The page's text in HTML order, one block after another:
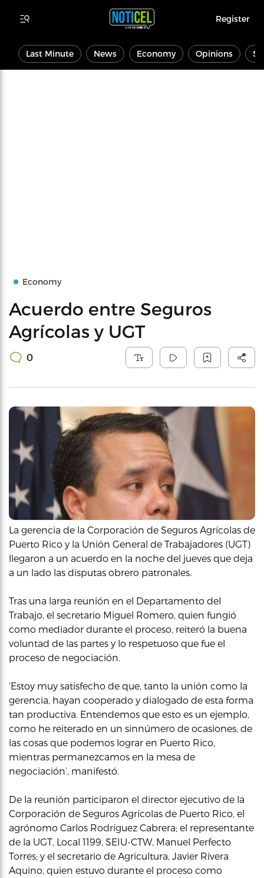
Register
Last Minute News Economy Opinions
Economy
Acuerdo entre Seguros
Agrícolas y UGT
0
La gerencia de la Corporación de Seguros Agrícolas de
Puerto Rico y la Unión General de Trabajadores (UGT)
llegaron a un acuerdo en la noche del jueves que deja
a un lado las disputas obrero patronales.
Tras una larga reunión en el Departamento del
Trabajo, el secretario Miguel Romero, quien fungió
como mediador durante el proceso, reiteró la buena
voluntad de las partes y lo respetuoso que fue el
proceso de negociación.
‘Estoy muy satisfecho de que, tanto la unión como la
gerencia, hayan cooperado y dialogado de esta forma
tan productiva. Entendemos que esto es un ejemplo,
como he reiterado en un sinnúmero de ocasiones, de
las cosas que podemos lograr en Puerto Rico,
mientras permanezcamos en la mesa de
negociación’, manifestó.
De la reunión participaron el director ejecutivo de la
Corporación de Seguros Agrícolas de Puerto Rico, el
agrónomo Carlos Rodríguez Cabrera; el representante
de la UGT, Local 1199, SEIU-CTW, Manuel Perfecto
Torres; y el secretario de Agricultura, Javier Rivera
Aquino, quien estuvo durante el proceso como